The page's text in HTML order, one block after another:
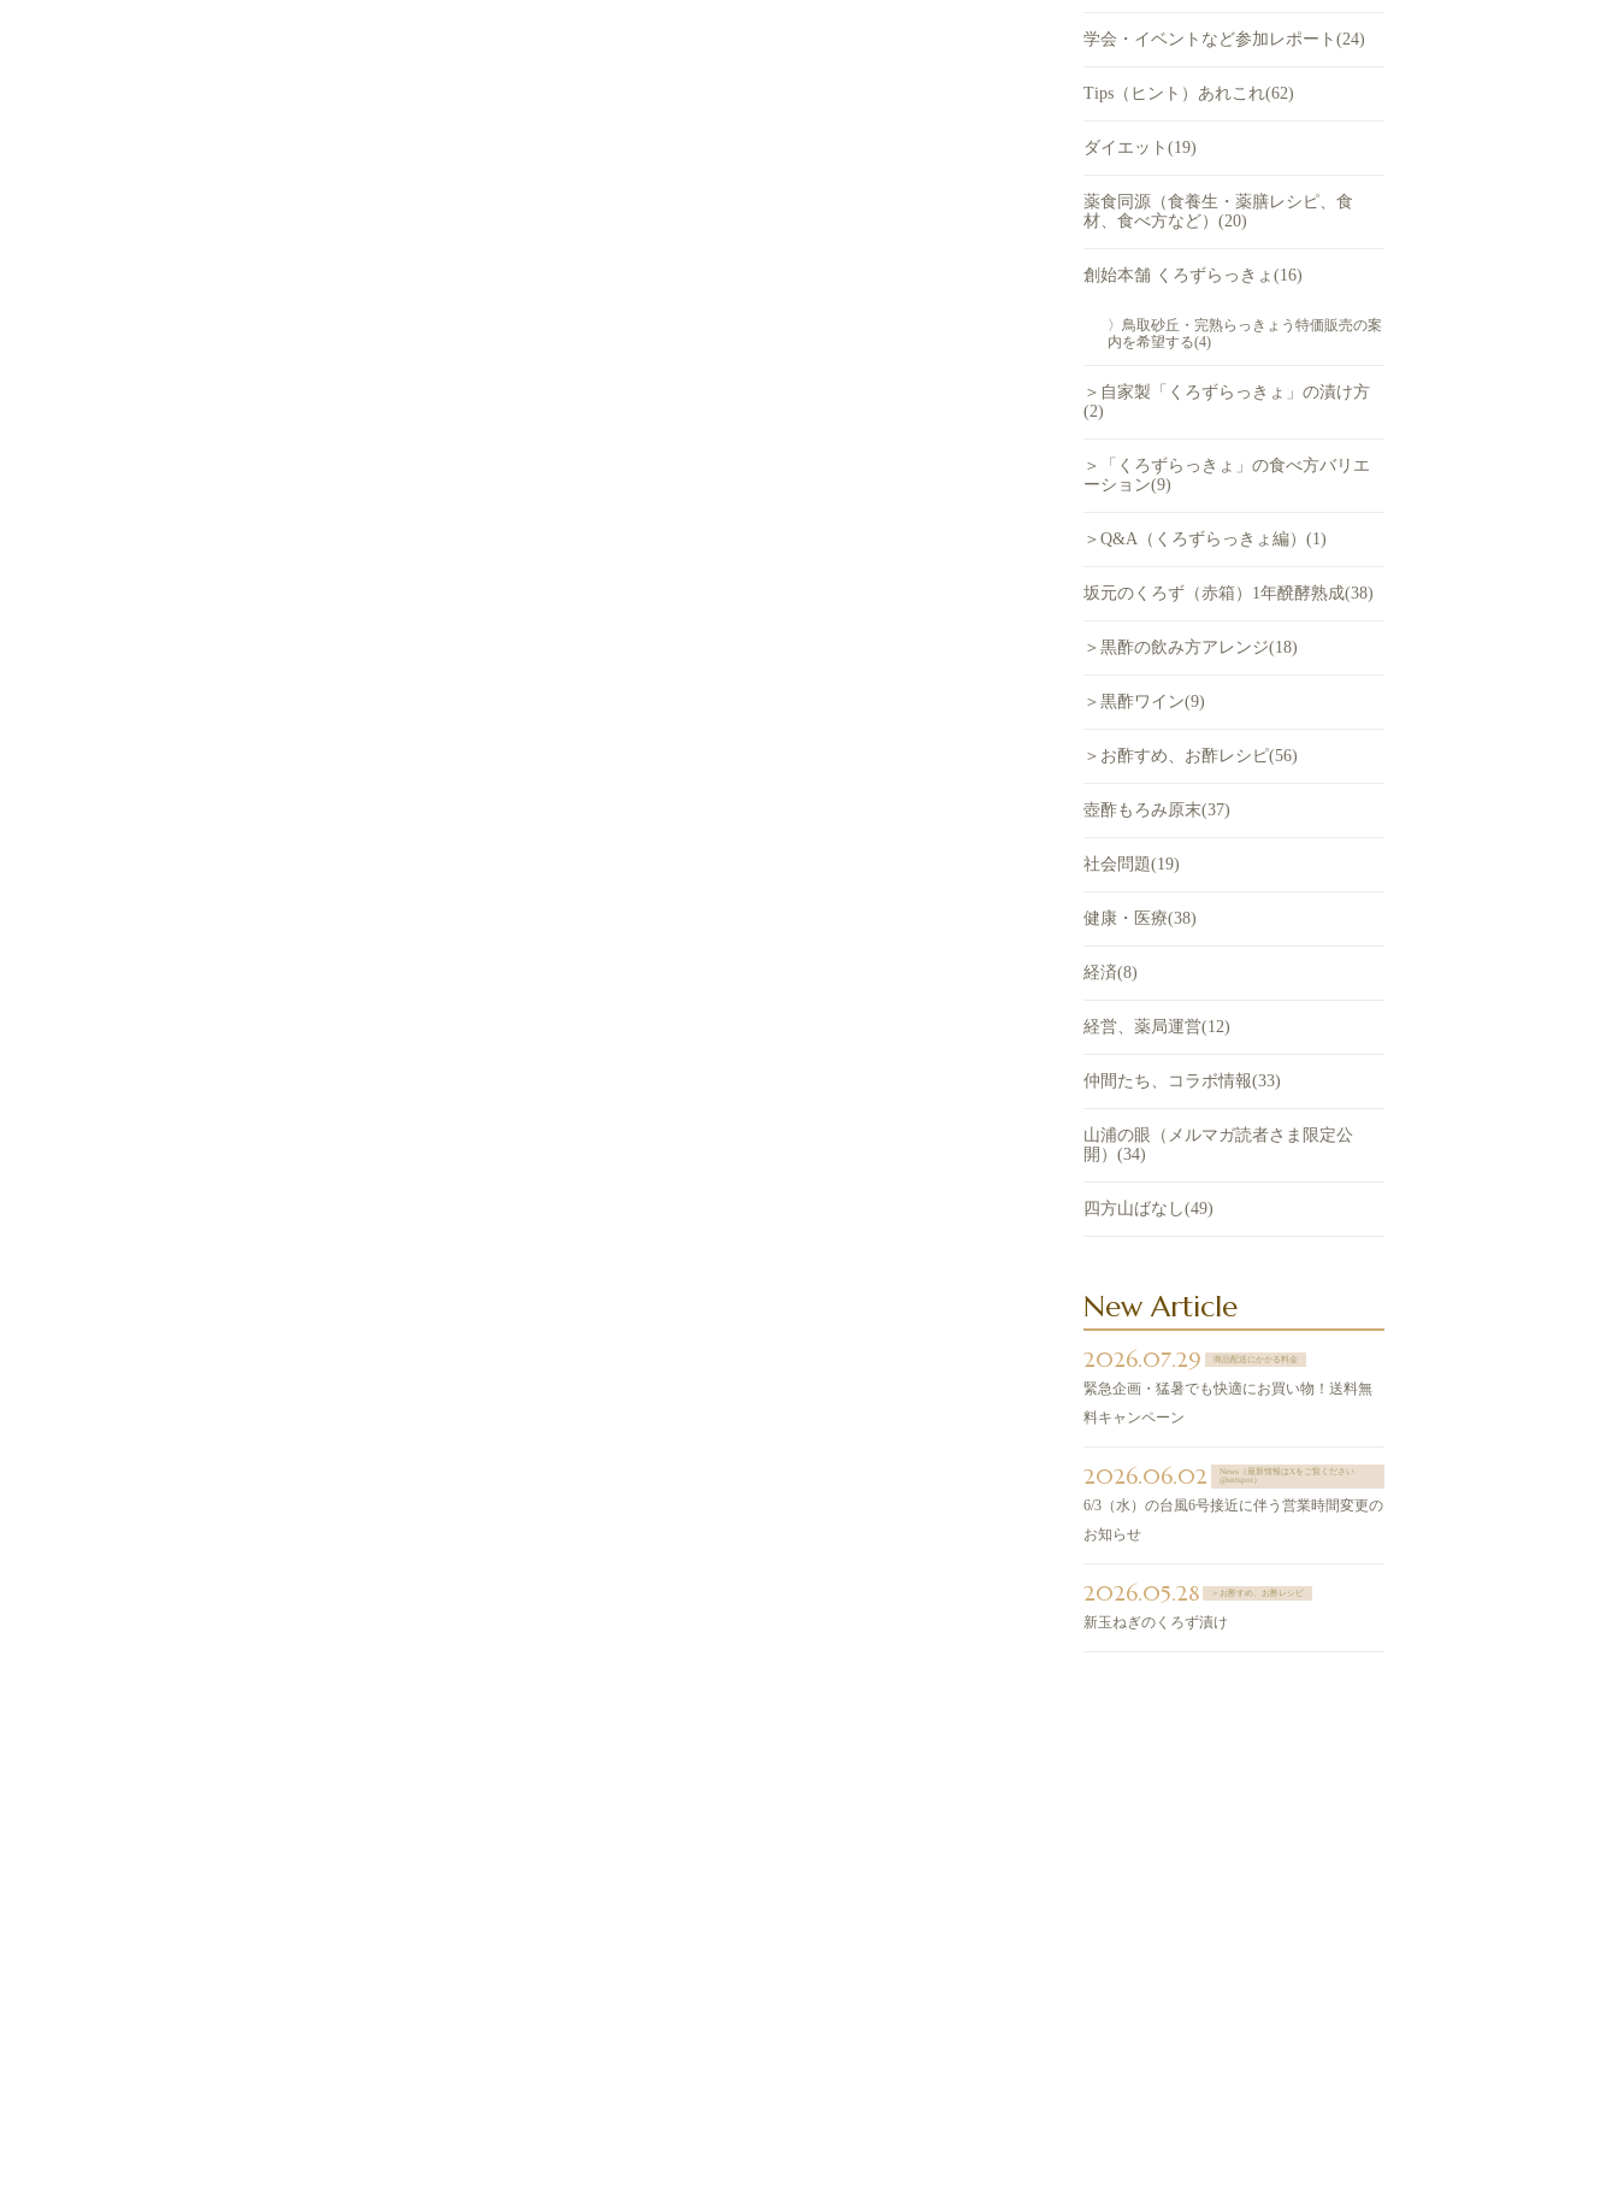
学会・イベントなど参加レポート(24)
Tips（ヒント）あれこれ(62)
ダイエット(19)
薬食同源（食養生・薬膳レシピ、食
材、食べ方など）(20)
創始本舗 くろずらっきょ(16)
〉鳥取砂丘・完熟らっきょう特価販売の案
内を希望する(4)
＞自家製「くろずらっきょ」の漬け方
(2)
＞「くろずらっきょ」の食べ方バリエ
ーション(9)
＞Q&A（くろずらっきょ編）(1)
坂元のくろず（赤箱）1年醗酵熟成(38)
＞黒酢の飲み方アレンジ(18)
＞黒酢ワイン(9)
＞お酢すめ、お酢レシピ(56)
壺酢もろみ原末(37)
社会問題(19)
健康・医療(38)
経済(8)
経営、薬局運営(12)
仲間たち、コラボ情報(33)
山浦の眼（メルマガ読者さま限定公
開）(34)
四方山ばなし(49)
New Article
2026.07.29 商品配送にかかる料金
緊急企画・猛暑でも快適にお買い物！送料無
料キャンペーン
2026.06.02
News（最新情報はXをご覧ください
@sntspot）
6/3（水）の台風6号接近に伴う営業時間変更の
お知らせ
2026.05.28 ＞お酢すめ、お酢レシピ
新玉ねぎのくろず漬け